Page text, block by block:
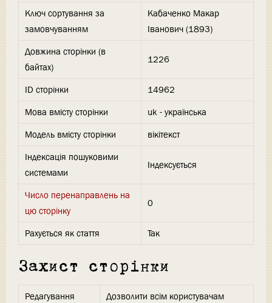
Ключ сортування за
замовчуванням
Кабаченко Макар
Іванович (1893)
Довжина сторінки (в
байтах)
1226
ID сторінки
14962
Мова вмісту сторінки
uk - українська
Модель вмісту сторінки
вікітекст
Індексація пошуковими
системами
Індексується
Число перенаправлень на
цю сторінку
0
Рахується як стаття Так
Захист сторінки
Редагування
Дозволити всім користувачам